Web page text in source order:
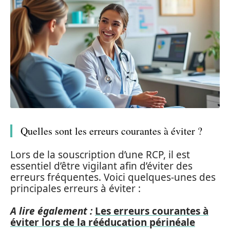
Quelles sont les erreurs courantes à éviter ?
Lors de la souscription d’une RCP, il est
essentiel d’être vigilant afin d’éviter des
erreurs fréquentes. Voici quelques-unes des
principales erreurs à éviter :
A lire également : Les erreurs courantes à
éviter lors de la rééducation périnéale